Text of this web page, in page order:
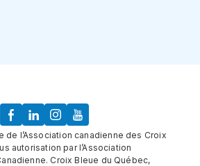
de l’Association canadienne des Croix
autorisation par l’Association
Croix Bleue du Québec,